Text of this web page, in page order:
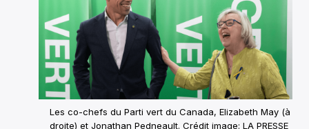
Les co-chefs du Parti vert du Canada, Elizabeth May (à
droite) et Jonathan Pedneault. Crédit image: LA PRESSE